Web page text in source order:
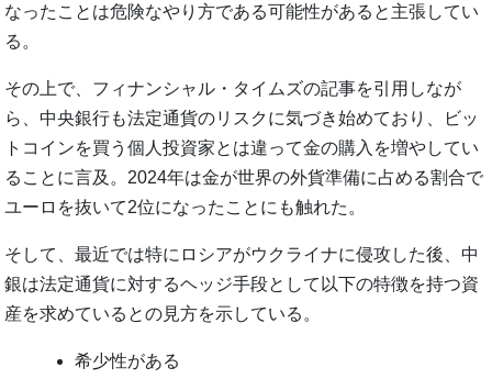
なったことは危険なやり方である可能性があると主張してい
る。
その上で、フィナンシャル・タイムズの記事を引用しなが
ら、中央銀行も法定通貨のリスクに気づき始めており、ビッ
トコインを買う個人投資家とは違って金の購入を増やしてい
ることに言及。2024年は金が世界の外貨準備に占める割合で
ユーロを抜いて2位になったことにも触れた。
そして、最近では特にロシアがウクライナに侵攻した後、中
銀は法定通貨に対するヘッジ手段として以下の特徴を持つ資
産を求めているとの見方を示している。
希少性がある